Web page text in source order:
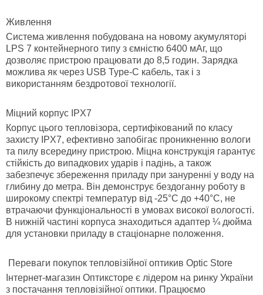
Живлення
Система живлення побудована на новому акумуляторі
LPS 7 контейнерного типу з ємністю 6400 мАг, що
дозволяє пристрою працювати до 8,5 годин. Зарядка
можлива як через USB Type-C кабель, так і з
використанням бездротової технології.
Міцний корпус IPX7
Корпус цього тепловізора, сертифікований по класу
захисту IPX7, ефективно запобігає проникненню вологи
та пилу всередину пристрою. Міцна конструкція гарантує
стійкість до випадкових ударів і падінь, а також
забезпечує збереження приладу при зануренні у воду на
глибину до метра. Він демонструє бездоганну роботу в
широкому спектрі температур від -25°C до +40°C, не
втрачаючи функціональності в умовах високої вологості.
В нижній частині корпуса знаходиться адаптер ¼ дюйма
для установки приладу в стаціонарне положення.
Переваги покупок тепловізійної оптикив Optic Store
Інтернет-магазин Оптиксторе є лідером на ринку України
з постачання тепловізійної оптики. Працюємо